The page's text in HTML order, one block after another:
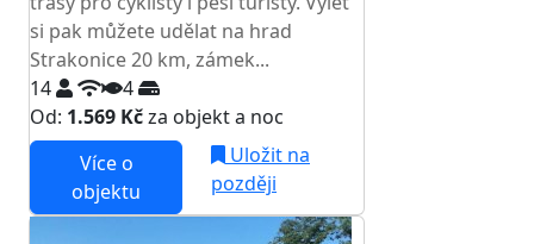
si pak můžete udělat na hrad
Strakonice 20 km, zámek...
14
4
Od: 1.569 Kčza objekt a noc
Více o
objektu
Uložit na
později